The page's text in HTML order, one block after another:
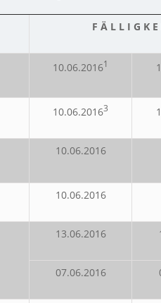
F Ä L L I G K
10.06.20161
10.06.20163
10.06.2016
10.06.2016
13.06.2016
07.06.2016